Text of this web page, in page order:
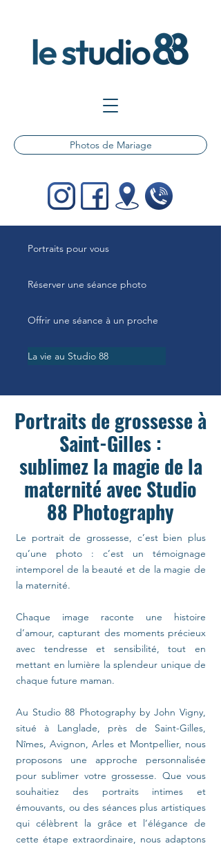
Photos de Mariage
Portraits pour vous
Réserver une séance photo
Offrir une séance à un proche
La vie au Studio 88
Portraits de grossesse à
Saint-Gilles :
sublimez la magie de la
maternité avec Studio
88 Photography
Le portrait de grossesse, c’est bien plus
qu’une photo : c’est un témoignage
intemporel de la beauté et de la magie de
la maternité.
Chaque image raconte une histoire
d’amour, capturant des moments précieux
avec tendresse et sensibilité, tout en
mettant en lumière la splendeur unique de
chaque future maman.
Au Studio 88 Photography by John Vigny,
situé à Langlade, près de Saint-Gilles,
Nîmes, Avignon, Arles et Montpellier, nous
proposons une approche personnalisée
pour sublimer votre grossesse. Que vous
souhaitiez des portraits intimes et
émouvants, ou des séances plus artistiques
qui célèbrent la grâce et l’élégance de
cette étape extraordinaire, nous adaptons